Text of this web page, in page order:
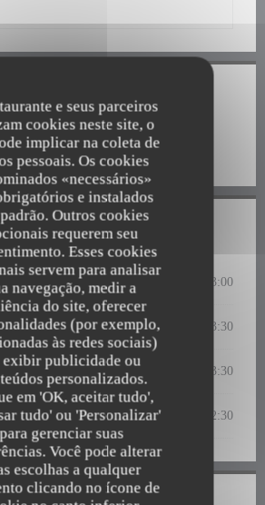
e seus parceiros
cookies neste site, o
implicar na coleta de
pessoais. Os cookies
«necessários»
e instalados
Outros cookies
requerem seu
Esses cookies
servem para analisar
navegação, medir a
do site, oferecer
(por exemplo,
às redes sociais)
exibir publicidade ou
personalizados.
em 'OK, aceitar tudo',
tudo' ou 'Personalizar'
para gerenciar suas
Você pode alterar
escolhas a qualquer
clicando no ícone de
gerais
Tipo de empresa
Restaurante italiano
de abertura
12:00 - 14:30 19:00 - 23:00
12:00 - 14:30 • 19:00 - 23:30
12:30 - 15:00 19:00 - 23:30
12:30 - 15:00 • 19:00 - 22:30
Les Cailloux